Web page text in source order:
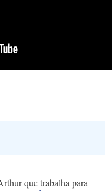
que trabalha para